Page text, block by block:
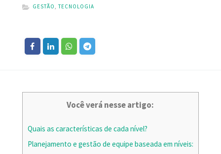
GESTÃO,TECNOLOGIA
Você verá nesse artigo:
Quais as características de cada nível?
Planejamento e gestão de equipe baseada em níveis: